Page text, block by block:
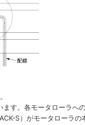
す。各モータローラへ
S）がモータローラ